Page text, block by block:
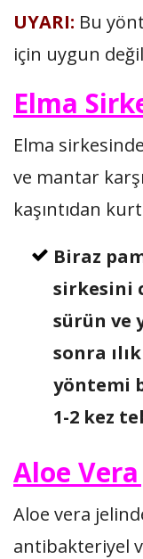
UYARI: Bu
için uygun
Elma
Elma
ve mantar
kaşıntıdan
Biraz
sirkesini
sürün ve
sonra
yöntemi
1-2 kez
Aloe Vera
Aloe vera
antibakteriyel